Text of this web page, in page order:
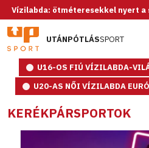
ötméteresekkel nyert a
UTÁNPÓTLÁSSPORT
U16-OS FIÚ VÍZILABDA-
U20-AS NŐI VÍZILABDA
KERÉKPÁRSPORTOK